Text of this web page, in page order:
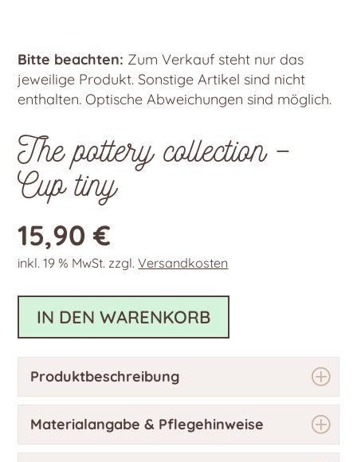
Bitte beachten: Zum Verkauf steht nur das
jeweilige Produkt. Sonstige Artikel sind nicht
enthalten. Optische Abweichungen sind möglich.
The pottery collection –
Cup tiny
15,90€
inkl. 19 % MwSt. zzgl.Versandkosten
IN DEN WARENKORB
Produktbeschreibung
Materialangabe & Pflegehinweise